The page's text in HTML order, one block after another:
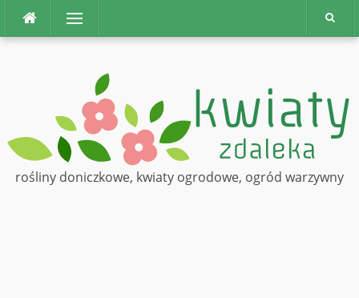
Menu
rośliny doniczkowe, kwiaty ogrodowe, ogród warzywny